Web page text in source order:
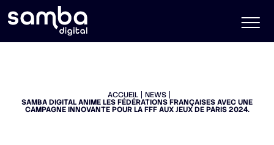
ACCUEIL NEWS
SAMBA DIGITAL ANIME LES FÉDÉRATIONS FRANÇAISES AVEC UNE
CAMPAGNE INNOVANTE POUR LA FFF AUX JEUX DE PARIS 2024.